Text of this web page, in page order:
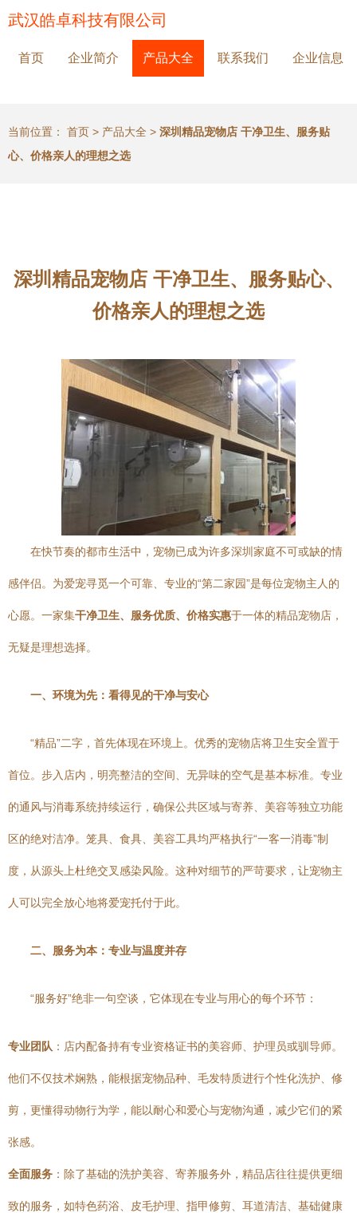
武汉皓卓科技有限公司
首页 企业简介 产品大全 联系我们 企业信息
当前位置： 首页 > 产品大全 > 深圳精品宠物店 干净卫生、服务贴
心、价格亲人的理想之选
深圳精品宠物店 干净卫生、服务贴心、
价格亲人的理想之选
在快节奏的都市生活中，宠物已成为许多深圳家庭不可或缺的情
感伴侣。为爱宠寻觅一个可靠、专业的“第二家园”是每位宠物主人的
心愿。一家集干净卫生、服务优质、价格实惠于一体的精品宠物店，
无疑是理想选择。
一、环境为先：看得见的干净与安心
“精品”二字，首先体现在环境上。优秀的宠物店将卫生安全置于
首位。步入店内，明亮整洁的空间、无异味的空气是基本标准。专业
的通风与消毒系统持续运行，确保公共区域与寄养、美容等独立功能
区的绝对洁净。笼具、食具、美容工具均严格执行“一客一消毒”制
度，从源头上杜绝交叉感染风险。这种对细节的严苛要求，让宠物主
人可以完全放心地将爱宠托付于此。
二、服务为本：专业与温度并存
“服务好”绝非一句空谈，它体现在专业与用心的每个环节：
专业团队 ：店内配备持有专业资格证书的美容师、护理员或驯导师。
他们不仅技术娴熟，能根据宠物品种、毛发特质进行个性化洗护、修
剪，更懂得动物行为学，能以耐心和爱心与宠物沟通，减少它们的紧
张感。
全面服务 ：除了基础的洗护美容、寄养服务外，精品店往往提供更细
致的服务，如特色药浴、皮毛护理、指甲修剪、耳道清洁、基础健康